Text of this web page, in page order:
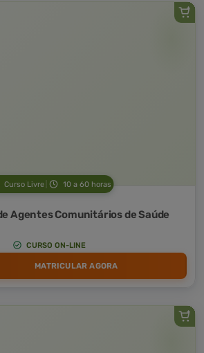
Curso Livre 10 a 60 horas
Agentes Comunitários de Saúde
CURSO ON-LINE
MATRICULAR AGORA